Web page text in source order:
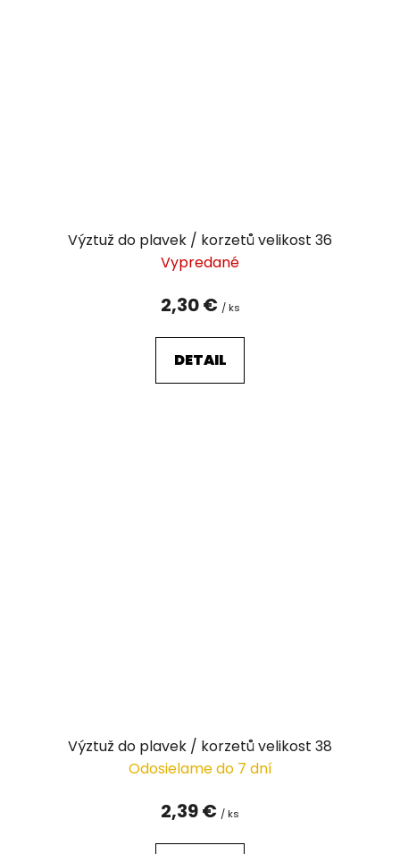
Výztuž do plavek / korzetů velikost 36
Vypredané
2,30 € / ks
DETAIL
Výztuž do plavek / korzetů velikost 38
Odosielame do 7 dní
2,39 € / ks